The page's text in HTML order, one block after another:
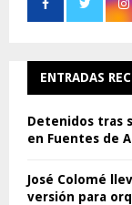
ENTRADAS
Detenidos tras
en Fuentes de
José Colomé
versión para